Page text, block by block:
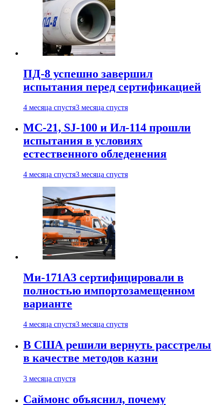
ПД-8 успешно завершил
испытания перед сертификацией
4 месяца спустя3 месяца спустя
МС-21, SJ-100 и Ил-114 прошли
испытания в условиях
естественного обледенения
4 месяца спустя3 месяца спустя
Ми-171А3 сертифицировали в
полностью импортозамещенном
варианте
4 месяца спустя3 месяца спустя
В США решили вернуть расстрелы
в качестве методов казни
3 месяца спустя
Саймонс объяснил, почему